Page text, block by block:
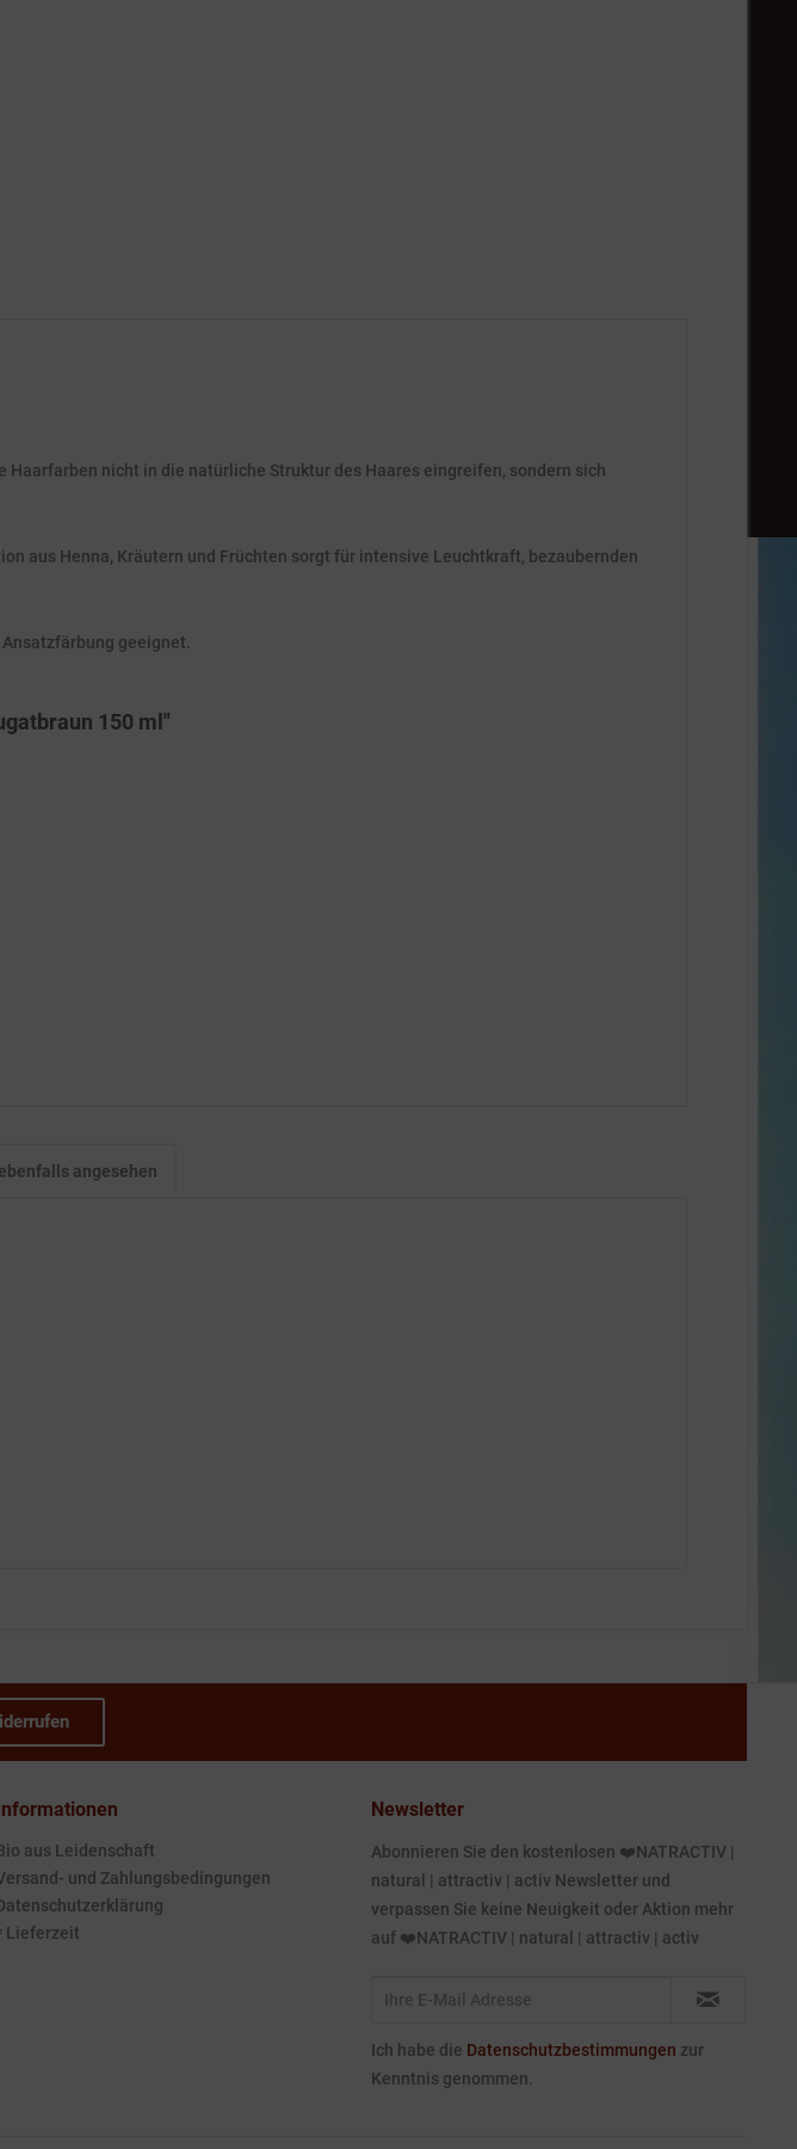
nicht in die natürliche Struktur des Haares eingreifen, sondern sich
aus Henna, Kräutern und Früchten sorgt für intensive Leuchtkraft, bezaubernden
geeignet.
150 ml"
angesehen
aus Leidenschaft
und Zahlungsbedingungen
Lieferzeit
Newsletter
Abonnieren Sie den kostenlosen ❤️NATRACTIV |
natural | attractiv | activ Newsletter und
verpassen Sie keine Neuigkeit oder Aktion mehr
auf ❤️NATRACTIV | natural | attractiv | activ
Ich habe die Datenschutzbestimmungen zur
Kenntnis genommen.